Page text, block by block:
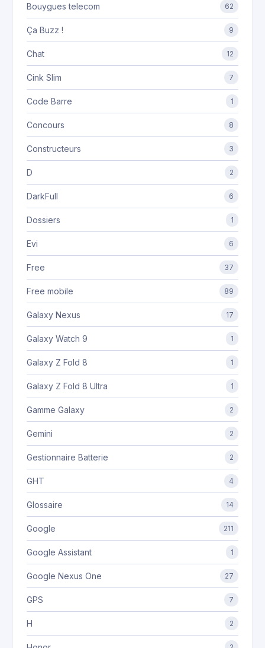
Bouygues telecom 62
Ça Buzz ! 9
Chat 12
Cink Slim 7
Code Barre 1
Concours 8
Constructeurs 3
D 2
DarkFull 6
Dossiers 1
Evi 6
Free 37
Free mobile 89
Galaxy Nexus 17
Galaxy Watch 9 1
Galaxy Z Fold 8 1
Galaxy Z Fold 8 Ultra 1
Gamme Galaxy 2
Gemini 2
Gestionnaire Batterie 2
GHT 4
Glossaire 14
Google 211
Google Assistant 1
Google Nexus One 27
GPS 7
H 2